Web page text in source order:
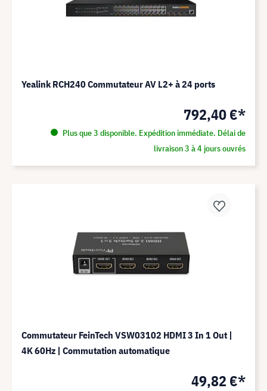
Yealink RCH240 Commutateur AV L2+ à 24 ports
792,40 €*
Plus que 3 disponible. Expédition immédiate. Délai de
livraison 3 à 4 jours ouvrés
Commutateur FeinTech VSW03102 HDMI 3 In 1 Out |
4K 60Hz | Commutation automatique
49,82 €*